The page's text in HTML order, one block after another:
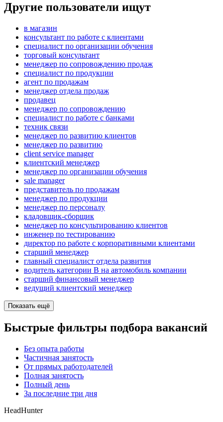
Другие пользователи ищут
в магазин
консультант по работе с клиентами
специалист по организации обучения
торговый консультант
менеджер по сопровождению продаж
специалист по продукции
агент по продажам
менеджер отдела продаж
продавец
менеджер по сопровождению
специалист по работе с банками
техник связи
менеджер по развитию клиентов
менеджер по развитию
client service manager
клиентский менеджер
менеджер по организации обучения
sale manager
представитель по продажам
менеджер по продукции
менеджер по персоналу
кладовщик-сборщик
менеджер по консультированию клиентов
инженер по тестированию
директор по работе с корпоративными клиентами
старший менеджер
главный специалист отдела развития
водитель категории B на автомобиль компании
старший финансовый менеджер
ведущий клиентский менеджер
Показать ещё
Быстрые фильтры подбора вакансий
Без опыта работы
Частичная занятость
От прямых работодателей
Полная занятость
Полный день
За последние три дня
HeadHunter